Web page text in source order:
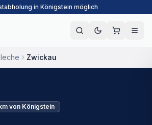
in Königstein möglich
Zwickau
von Königstein